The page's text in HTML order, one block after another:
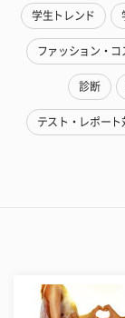
学生トレンド
ファッション・コ
診断
テスト・レポート